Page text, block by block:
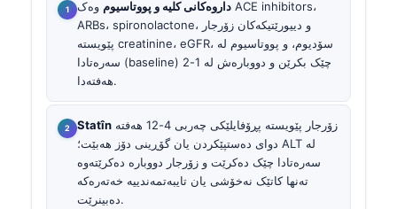
داروەکانی کلیە و پووتاسیوم وەک ACE inhibitors،
ARBs، spironolactone، و دییورێتیکەکان زۆرجار
پێویستە creatinine، eGFR، سۆدیوم، و پووتاسیوم لە
سەرەتادا (baseline) چێک بکرێن و دووبارەش لە 1-2
هەفتەدا.
Statîn
دوای دەستپێکردن یان گۆڕینی دۆز هەبێت؛ ALT لە
سەرەتادا چێک دەکرێت و زۆرجار دووبارە دەکرێتەوە
تەنها کاتێک نەخۆشی یان تایبەتمەندییە خەتەرەکە
دەبینرێت.